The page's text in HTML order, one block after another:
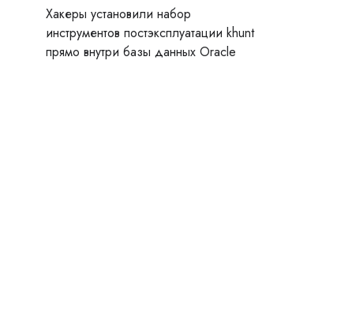
Хакеры установили набор
инструментов постэксплуатации khunt
прямо внутри базы данных Oracle